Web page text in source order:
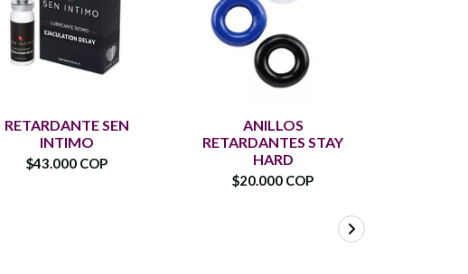
RETARDANTE SEN
INTIMO
$43.000 COP
ANILLOS
RETARDANTES STAY
HARD
$20.000 COP